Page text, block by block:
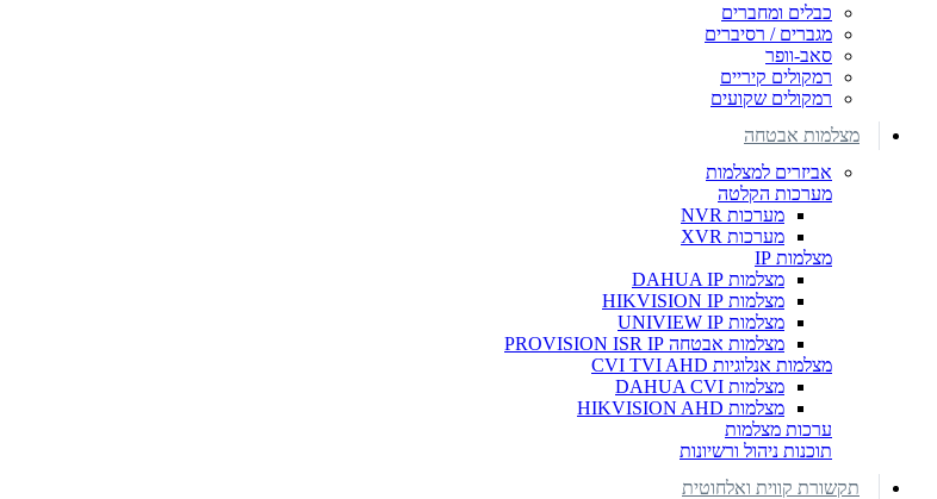
כבלים ומחברים
מגברים / רסיברים
סאב-וופר
רמקולים קיריים
רמקולים שקועים
מצלמות אבטחה
אביזרים למצלמות
מערכות הקלטה
מערכות NVR
מערכות XVR
מצלמות IP
מצלמות DAHUA IP
מצלמות HIKVISION IP
מצלמות UNIVIEW IP
מצלמות אבטחה PROVISION ISR IP
מצלמות אנלוגיות CVI TVI AHD
מצלמות DAHUA CVI
מצלמות HIKVISION AHD
ערכות מצלמות
תוכנות ניהול ורשיונות
תקשורת קווית ואלחוטית